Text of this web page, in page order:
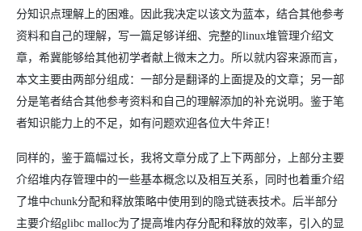
分知识点理解上的困难。因此我决定以该文为蓝本，结合其他参考
资料和自己的理解，写一篇足够详细、完整的linux堆管理介绍文
章，希冀能够给其他初学者献上微末之力。所以就内容来源而言，
本文主要由两部分组成：一部分是翻译的上面提及的文章；另一部
分是笔者结合其他参考资料和自己的理解添加的补充说明。鉴于笔
者知识能力上的不足，如有问题欢迎各位大牛斧正！
同样的，鉴于篇幅过长，我将文章分成了上下两部分，上部分主要
介绍堆内存管理中的一些基本概念以及相互关系，同时也着重介绍
了堆中chunk分配和释放策略中使用到的隐式链表技术。后半部分
主要介绍glibc malloc为了提高堆内存分配和释放的效率，引入的显